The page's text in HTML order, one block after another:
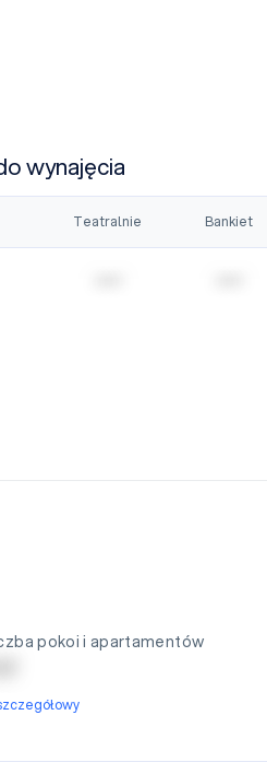
wynajęcia
Teatralnie Bankiet
pokoi i apartamentów